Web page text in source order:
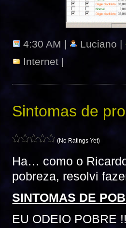
4:30 AM |
Luciano |
Internet |
Sintomas de
(No Ratings Yet)
Ha… como o
pobreza, resolvi
SINTOMAS DE
EU ODEIO POBRE